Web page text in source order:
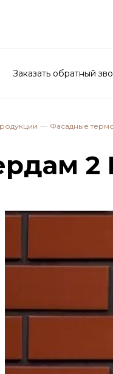
Заказать обратный
Фасадные
2